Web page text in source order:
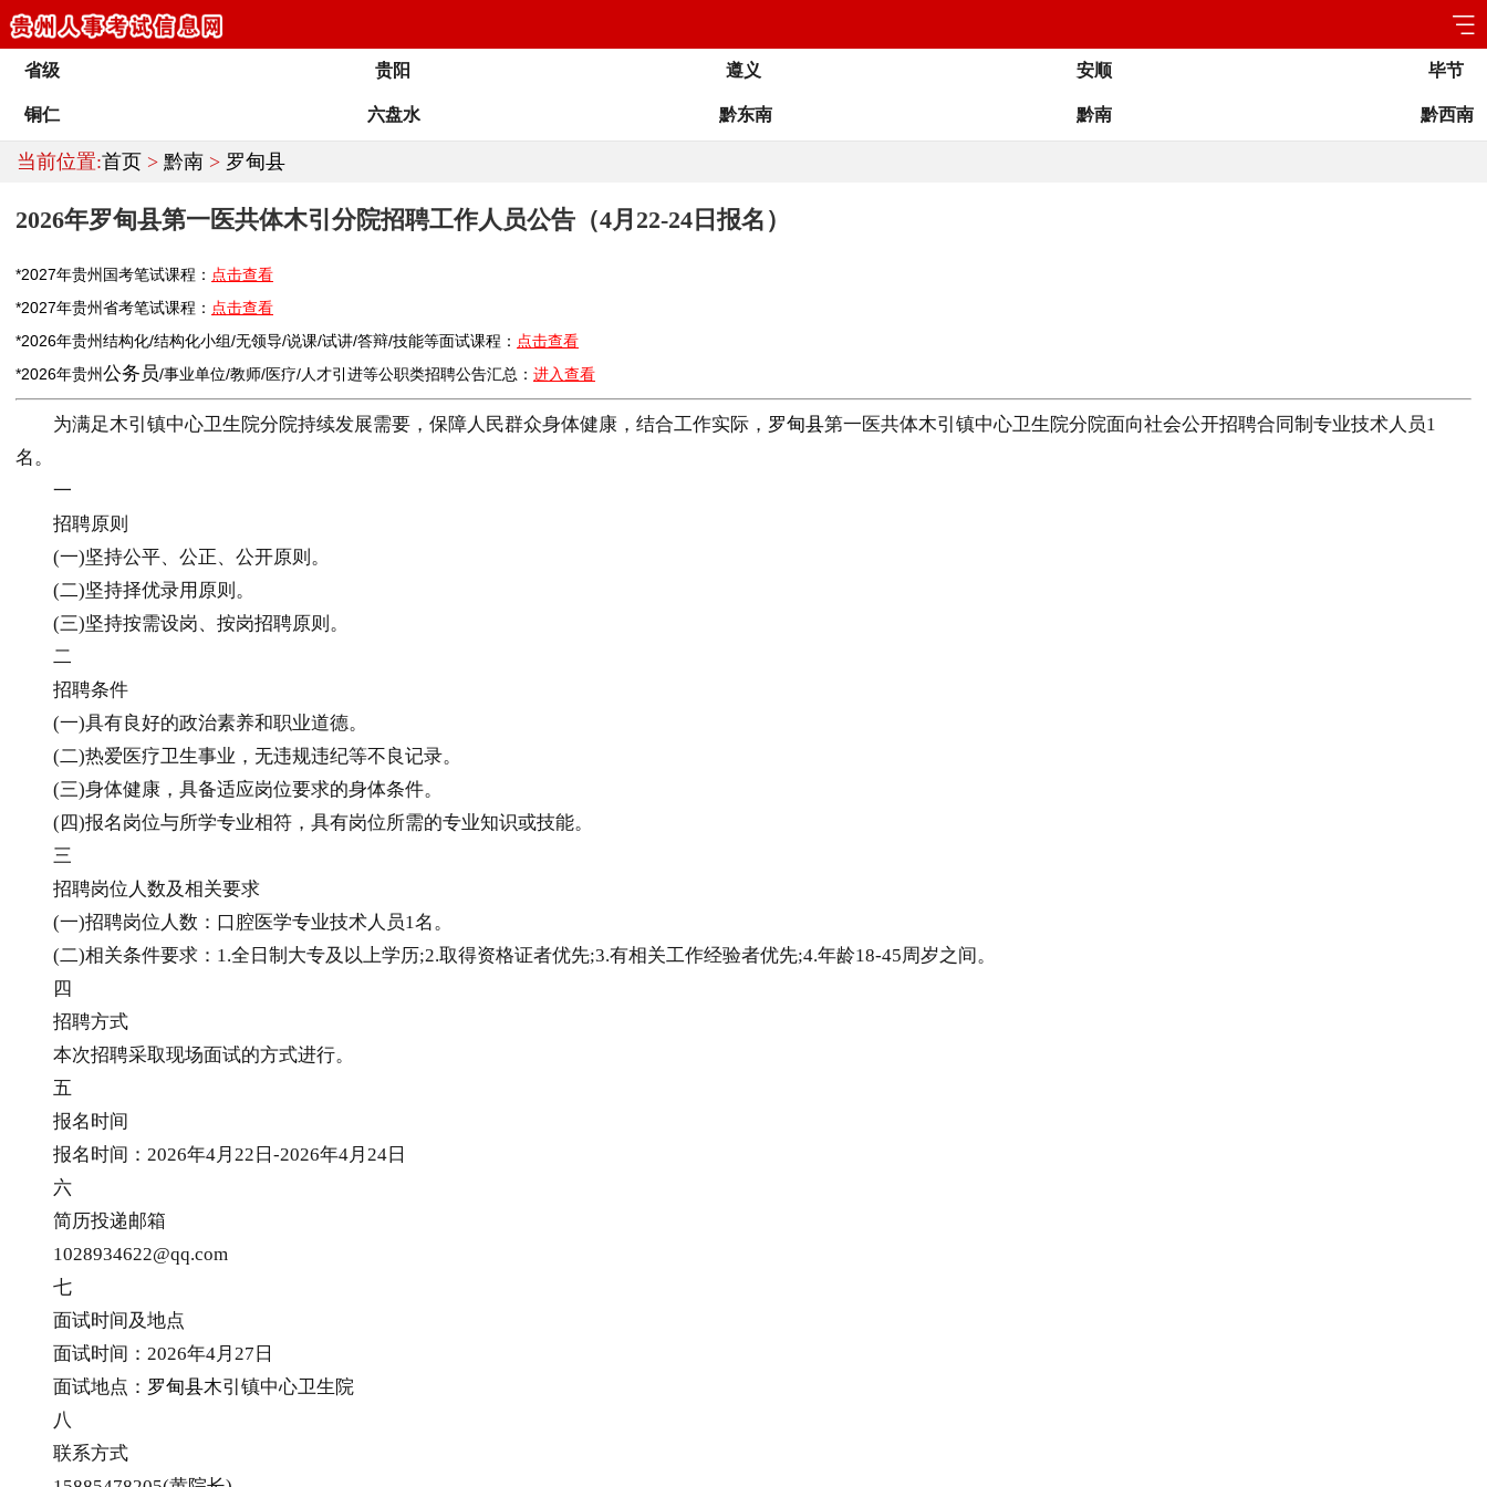
省级 贵阳 遵义 安顺 毕节
铜仁 六盘水 黔东南 黔南 黔西南
当前位置:首页 > 黔南 > 罗甸县
2026年罗甸县第一医共体木引分院招聘工作人员公告（4月22-24日报名）
*2027年贵州 国考笔试课程： 点击查看
*2027年贵州省考笔试课程： 点击查看
*2026年贵州结构化/结构化小组/无领导/说课/试讲/答辩/技能等面试课程： 点击查看
*2026年贵州公务员/事业单位/教师/医疗/人才引进等公职类招聘公告汇总： 进入查看
为满足木引镇中心卫生院分院持续发展需要，保障人民群众身体健康，结合工作实际， 罗甸县第一医共体木引镇中心卫生院分院面向社会公开招聘合同制专业技术人员1
名。
一
招聘原则
(一)坚持公平、公正、公开原则。
(二)坚持择优录用原则。
(三)坚持按需设岗、按岗招聘原则。
二
招聘条件
(一)具有良好的政治素养和职业道德。
(二)热爱医疗卫生事业，无违规违纪等不良记录。
(三)身体健康，具备适应岗位要求的身体条件。
(四)报名岗位与所学专业相符，具有岗位所需的专业知识或技能。
三
招聘岗位人数及相关要求
(一)招聘岗位人数：口腔医学专业技术人员1名。
(二)相关条件要求：1.全日制大专及以上学历;2.取得资格证者优先;3.有相关工作经验者优先;4.年龄18-45周岁之间。
四
招聘方式
本次招聘采取现场面试的方式进行。
五
报名时间
报名时间：2026年4月22日-2026年4月24日
六
简历投递邮箱
1028934622@qq.com
七
面试时间及地点
面试时间：2026年4月27日
面试地点： 罗甸县木引镇中心卫生院
八
联系方式